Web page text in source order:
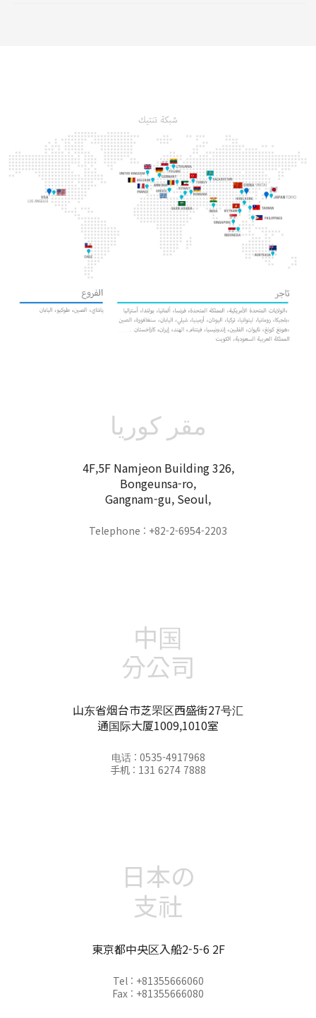
مقر كوريا
4F,5F Namjeon Building 326,
Bongeunsa-ro,
Gangnam-gu, Seoul,
Telephone : +82-2-6954-2203
中国
分公司
山东省烟台市芝罘区西盛街27号汇
通国际大厦1009,1010室
电话 : 0535-4917968
手机 : 131 6274 7888
日本の
支社
東京都中央区入船2-5-6 2F
Tel : +81355666060
Fax : +81355666080